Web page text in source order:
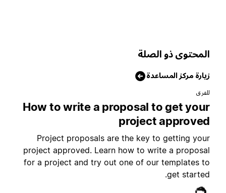
ذو الصلة
مركز المساعدة
How to write a proposal to get
project
Project proposals are the key to getting
project approved. Learn how to write a
for a project and try out one of our templates
get